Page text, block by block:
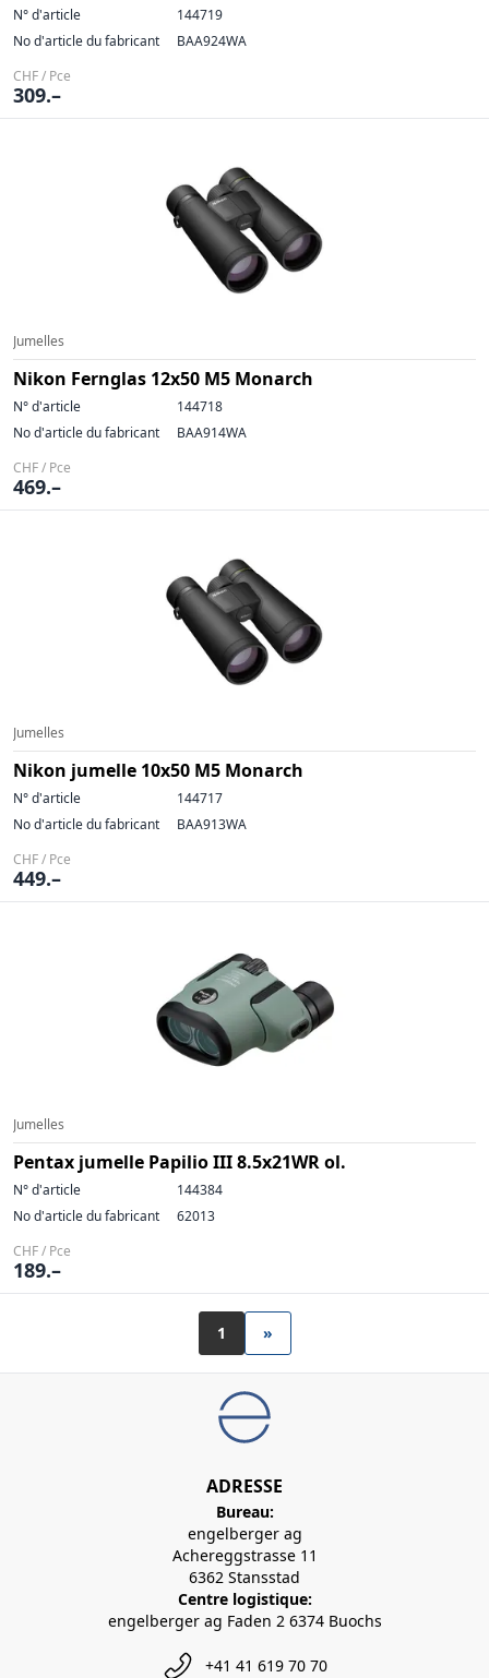
N° d'article
144719
No d'article du fabricant
BAA924WA
CHF / Pce
309.–
Jumelles
Nikon Fernglas 12x50 M5 Monarch
N° d'article
144718
No d'article du fabricant
BAA914WA
CHF / Pce
469.–
Jumelles
Nikon jumelle 10x50 M5 Monarch
N° d'article
144717
No d'article du fabricant
BAA913WA
CHF / Pce
449.–
Jumelles
Pentax jumelle Papilio III 8.5x21WR ol.
N° d'article
144384
No d'article du fabricant
62013
CHF / Pce
189.–
1 »
ADRESSE
Bureau:
engelberger ag
Achereggstrasse 11
6362 Stansstad
Centre logistique:
engelberger ag Faden 2 6374 Buochs
+41 41 619 70 70